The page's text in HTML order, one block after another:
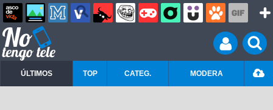
ÚLTIMOS TOP CATEG. MODERA